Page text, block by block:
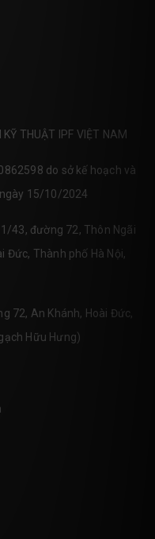
THUẬT IPF VIỆT NAM
do sở kế hoạch và
15/10/2024
43, đường 72, Thôn Ngãi
Đức, Thành phố Hà Nội,
72, An Khánh, Hoài Đức,
Hữu Hưng)